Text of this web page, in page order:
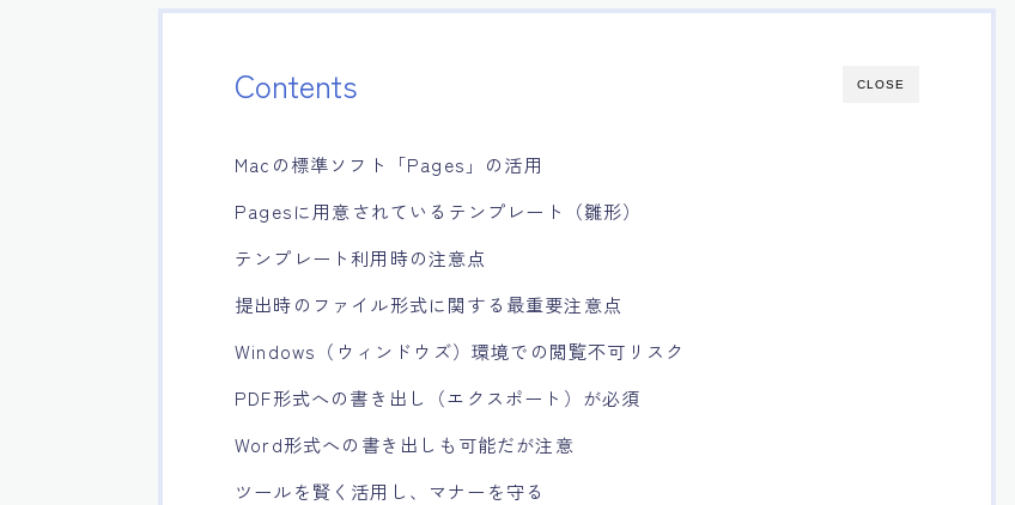
CLOSE
Contents
Macの標準ソフト「Pages」の活用
Pagesに用意されているテンプレート（雛形）
テンプレート利用時の注意点
提出時のファイル形式に関する最重要注意点
Windows（ウィンドウズ）環境での閲覧不可リスク
PDF形式への書き出し（エクスポート）が必須
Word形式への書き出しも可能だが注意
ツールを賢く活用し、マナーを守る